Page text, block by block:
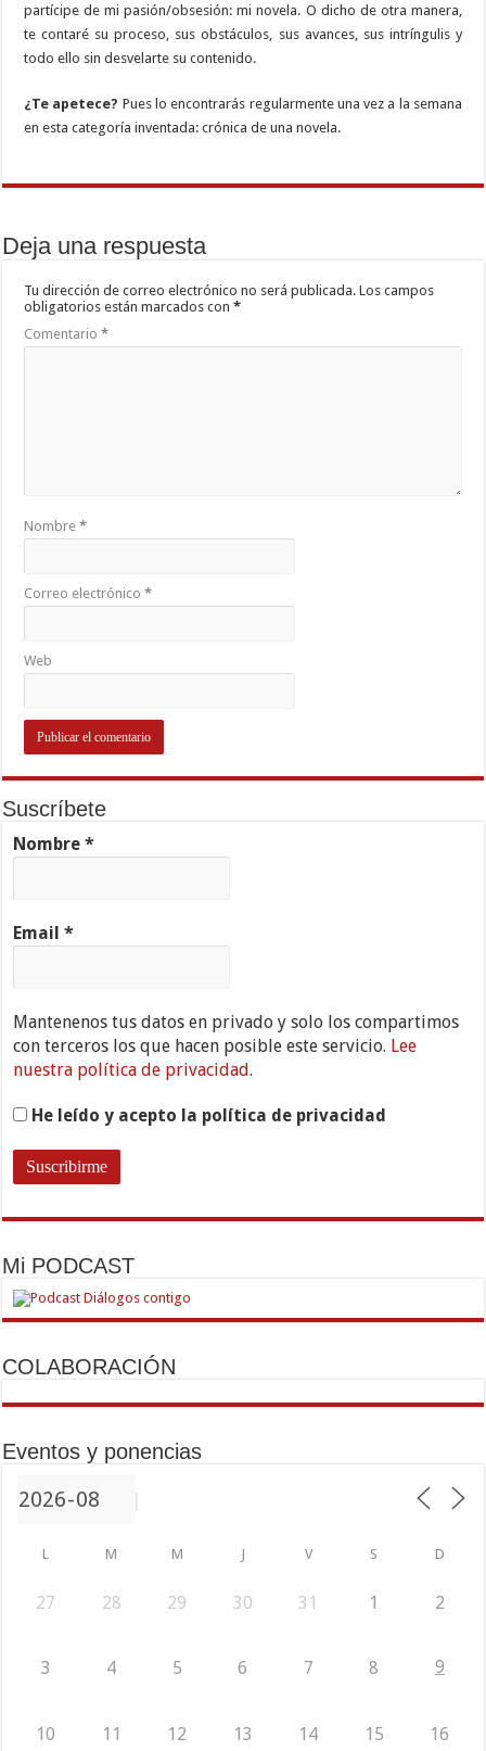
partícipe de mi pasión/obsesión: mi novela. O dicho de otra manera,
te contaré su proceso, sus obstáculos, sus avances, sus intríngulis y
todo ello sin desvelarte su contenido.
¿Te apetece? Pues lo encontrarás regularmente una vez a la semana
en esta categoría inventada: crónica de una novela.
Deja una respuesta
Tu dirección de correo electrónico no será publicada. Los campos
obligatorios están marcados con*
Comentario*
Nombre*
Correo electrónico*
Web
Suscríbete
Nombre*
Email*
Mantenenos tus datos en privado y solo los compartimos
con terceros los que hacen posible este servicio. Lee
nuestra política de privacidad.
He leído y acepto la política de privacidad
Mi PODCAST
COLABORACIÓN
Eventos y ponencias
L M M J V S D
27 28 29 30 31 1 2
3 4 5 6 7 8 9
10 11 12 13 14 15 16